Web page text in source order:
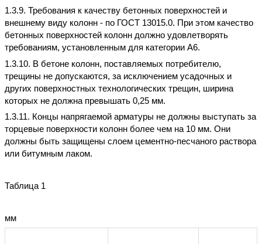
1.3.9. Требования к качеству бетонных поверхностей и
внешнему виду колонн - по ГОСТ 13015.0. При этом качество
бетонных поверхностей колонн должно удовлетворять
требованиям, установленным для категории А6.
1.3.10. В бетоне колонн, поставляемых потребителю,
трещины не допускаются, за исключением усадочных и
других поверхностных технологических трещин, ширина
которых не должна превышать 0,25 мм.
1.3.11. Концы напрягаемой арматуры не должны выступать за
торцевые поверхности колонн более чем на 10 мм. Они
должны быть защищены слоем цементно-песчаного раствора
или битумным лаком.
Таблица 1
мм